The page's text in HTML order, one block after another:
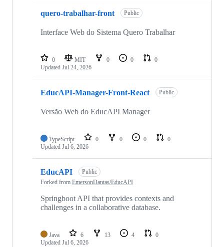
quero-trabalhar-front Public
Interface Web do Sistema Quero Trabalhar
0 MIT 0 0
0
Updated Jul 24, 2026
EducAPI-Manager-Front-React Public
Versão Web do EducAPI Manager
TypeScript 0 0 0
0
Updated Jul 6, 2026
EducAPI
Public
Forked from EmersonDantas/EducAPI
Springboot API that provides contexts and
challenges in a collaborative database.
Java 6 13 4
0
Updated Jul 6, 2026